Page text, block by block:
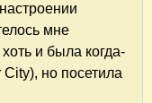
мне
и была когда-
но посетила